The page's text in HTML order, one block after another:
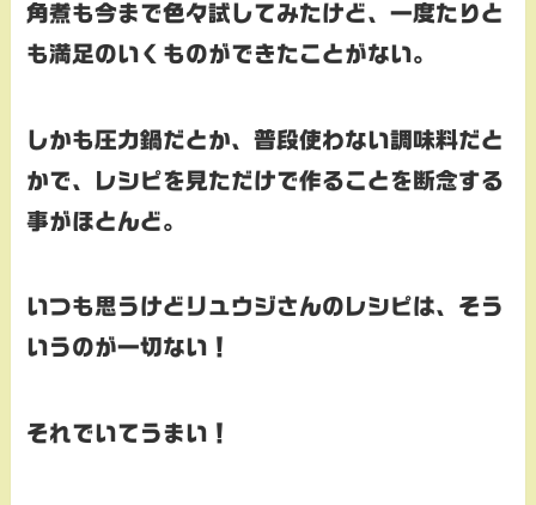
角煮も今まで色々試してみたけど、一度たりと
も満足のいくものができたことがない。
しかも圧力鍋だとか、普段使わない調味料だと
かで、レシピを見ただけで作ることを断念する
事がほとんど。
いつも思うけどリュウジさんのレシピは、そう
いうのが一切ない！
それでいてうまい！